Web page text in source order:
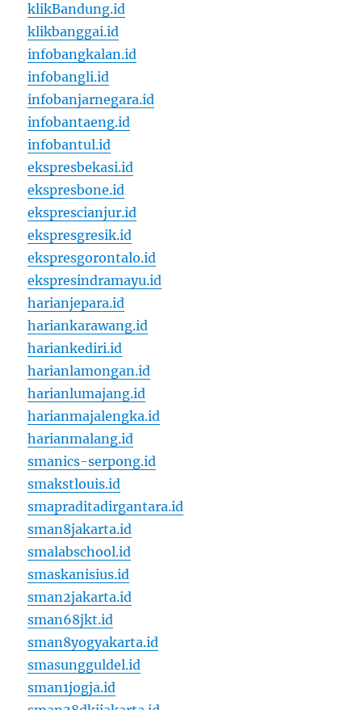
klikBandung.id
klikbanggai.id
infobangkalan.id
infobangli.id
infobanjarnegara.id
infobantaeng.id
infobantul.id
ekspresbekasi.id
ekspresbone.id
eksprescianjur.id
ekspresgresik.id
ekspresgorontalo.id
ekspresindramayu.id
harianjepara.id
hariankarawang.id
hariankediri.id
harianlamongan.id
harianlumajang.id
harianmajalengka.id
harianmalang.id
smanics-serpong.id
smakstlouis.id
smapraditadirgantara.id
sman8jakarta.id
smalabschool.id
smaskanisius.id
sman2jakarta.id
sman68jkt.id
sman8yogyakarta.id
smasungguldel.id
sman1jogja.id